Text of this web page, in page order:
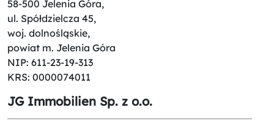
58-500 Jelenia Góra,
ul. Spółdzielcza 45,
woj. dolnośląskie,
powiat m. Jelenia Góra
NIP: 611-23-19-313
KRS: 0000074011
JG Immobilien Sp. z o.o.